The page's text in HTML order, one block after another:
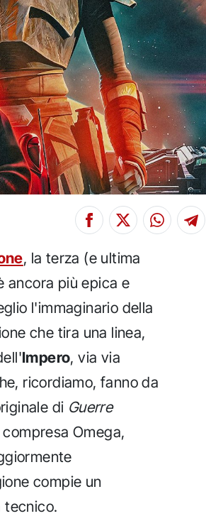
, la terza (e ultima
ancora più epica e
l'immaginario della
che tira una linea,
Impero, via via
ricordiamo, fanno da
di Guerre
Omega,
compie un
tecnico.